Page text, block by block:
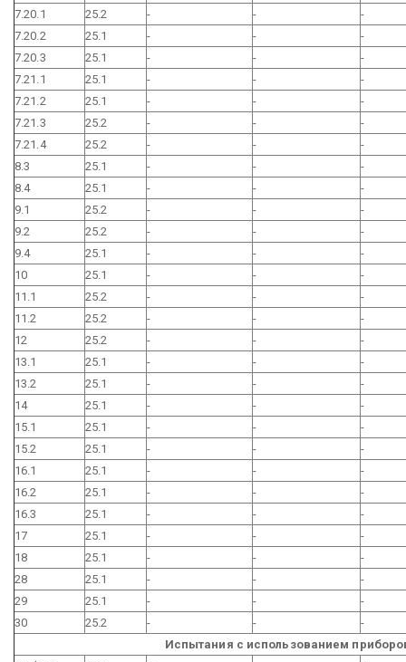
7.20.1
25.2 - -
-
7.20.2
25.1 - -
-
7.20.3
25.1 - -
-
7.21.1
25.1 - -
-
7.21.2
25.1 - -
-
7.21.3
25.2 - -
-
7.21.4
25.2 - -
-
8.3
25.1 - -
-
8.4
25.1 - -
-
9.1
25.2 - -
-
9.2
25.2 - -
-
9.4
25.1 - -
-
10
25.1 - -
-
11.1
25.2 - -
-
11.2
25.2 - -
-
12
25.2 - -
-
13.1
25.1 - -
-
13.2
25.1 - -
-
14
25.1 - -
-
15.1
25.1 - -
-
15.2
25.1 - -
-
16.1
25.1 - -
-
16.2
25.1 - -
-
16.3
25.1 - -
-
17
25.1 - -
-
18
25.1 - -
-
28
25.1 - -
-
29
25.1 - -
-
30
25.2 - -
-
Испытания с использованием